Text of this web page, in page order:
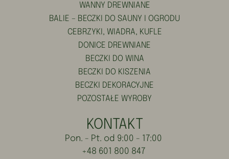
WANNY DREWNIANE
BALIE – BECZKI DO SAUNY I OGRODU
CEBRZYKI, WIADRA, KUFLE
DONICE DREWNIANE
BECZKI DO WINA
BECZKI DO KISZENIA
BECZKI DEKORACYJNE
POZOSTAŁE WYROBY
KONTAKT
Pon. - Pt. od 9:00 - 17:00
+48 601 800 847